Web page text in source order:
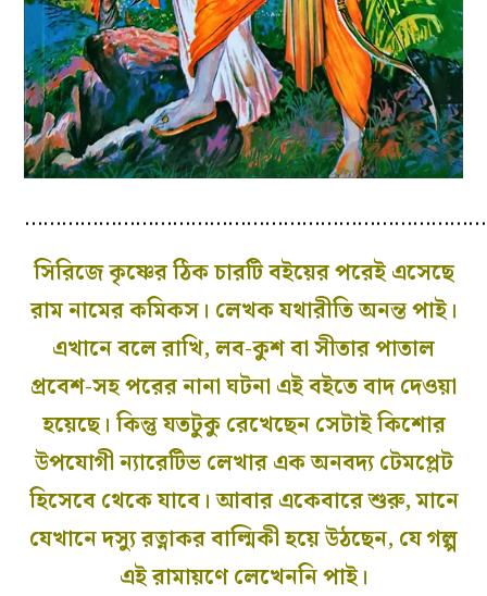
সিরিজে কৃষ্ণের ঠিক চারটি বইয়ের পরেই এসেছে
রাম নামের কমিকস। লেখক যথারীতি অনন্ত পাই।
এখানে বলে রাখি, লব-কুশ বা সীতার পাতাল
প্রবেশ-সহ পরের নানা ঘটনা এই বইতে বাদ দেওয়া
হয়েছে। কিন্তু যতটুকু রেখেছেন সেটাই কিশোর
উপযোগী ন্যারেটিভ লেখার এক অনবদ্য টেমপ্লেট
হিসেবে থেকে যাবে। আবার একেবারে শুরু, মানে
যেখানে দস্যু রত্নাকর বাল্মিকী হয়ে উঠছেন, যে গল্প
এই রামায়ণে লেখেননি পাই।